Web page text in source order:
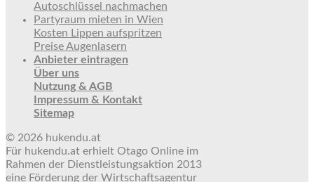
Autoschlüssel nachmachen
Partyraum mieten in Wien
Kosten Lippen aufspritzen
Preise Augenlasern
Anbieter eintragen
Über uns
Nutzung & AGB
Impressum & Kontakt
Sitemap
© 2026 hukendu.at
Für hukendu.at erhielt Otago Online im
Rahmen der Dienstleistungsaktion 2013
eine Förderung der Wirtschaftsagentur